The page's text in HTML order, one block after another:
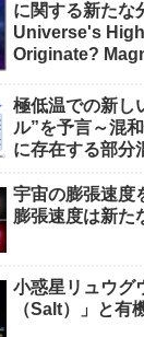
に関する新たな
Universe's
Originate?
Analysis
極低温での新し
ル”を予言～混
に存在する部分
宇宙の膨張速度
膨張速度は新た
小惑星リュウグ
（Salt）」と有